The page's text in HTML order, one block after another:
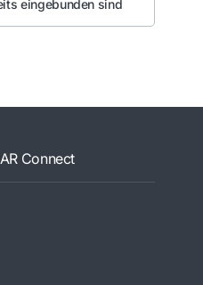
eingebunden sind
Connect